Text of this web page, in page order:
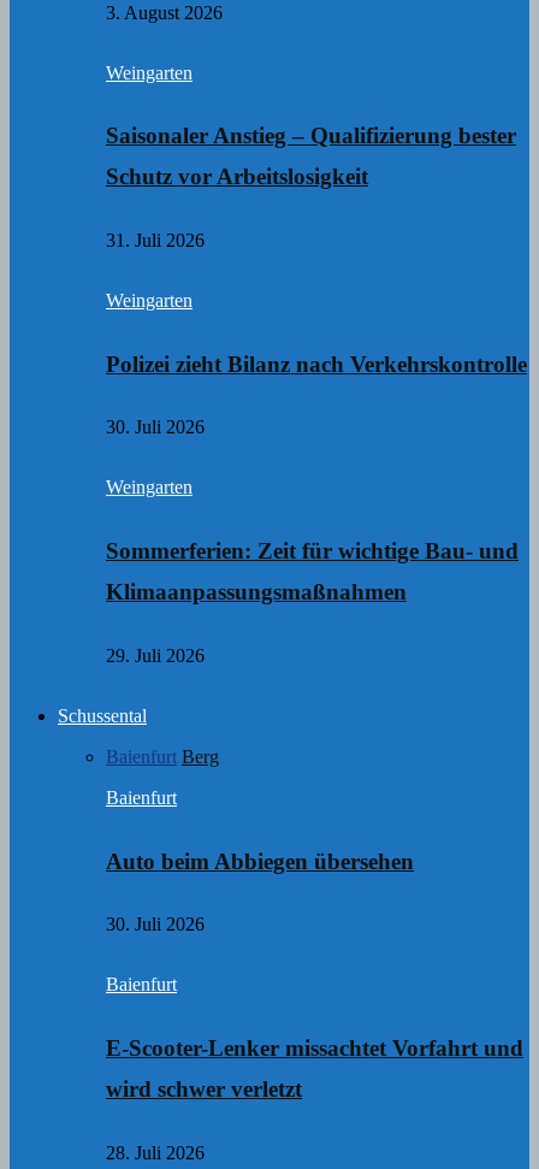
3. August 2026
Weingarten
Saisonaler Anstieg – Qualifizierung bester
Schutz vor Arbeitslosigkeit
31. Juli 2026
Weingarten
Polizei zieht Bilanz nach Verkehrskontrolle
30. Juli 2026
Weingarten
Sommerferien: Zeit für wichtige Bau- und
Klimaanpassungsmaßnahmen
29. Juli 2026
Schussental
Baienfurt Berg
Baienfurt
Auto beim Abbiegen übersehen
30. Juli 2026
Baienfurt
E-Scooter-Lenker missachtet Vorfahrt und
wird schwer verletzt
28. Juli 2026